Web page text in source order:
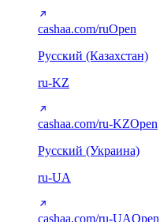
cashaa.com/ruOpen
Русский (Казахстан)
ru-KZ
cashaa.com/ru-KZOpen
Русский (Украина)
ru-UA
cashaa.com/ru-UAOpen